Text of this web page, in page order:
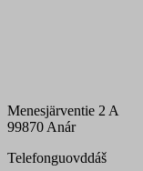
Menesjärventie 2 A
99870 Anár
Telefonguovddáš